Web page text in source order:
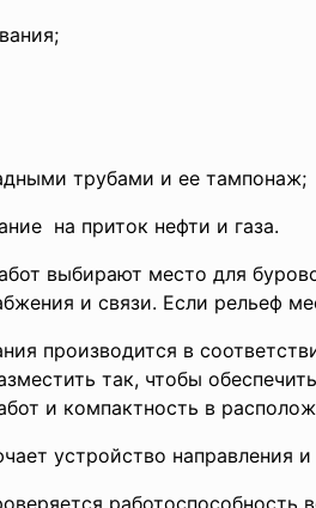
трубами и ее тампонаж;
на приток нефти и газа.
выбирают место для
и связи. Если рельеф
производится в
так, чтобы
и компактность в
устройство направления
работоспособность